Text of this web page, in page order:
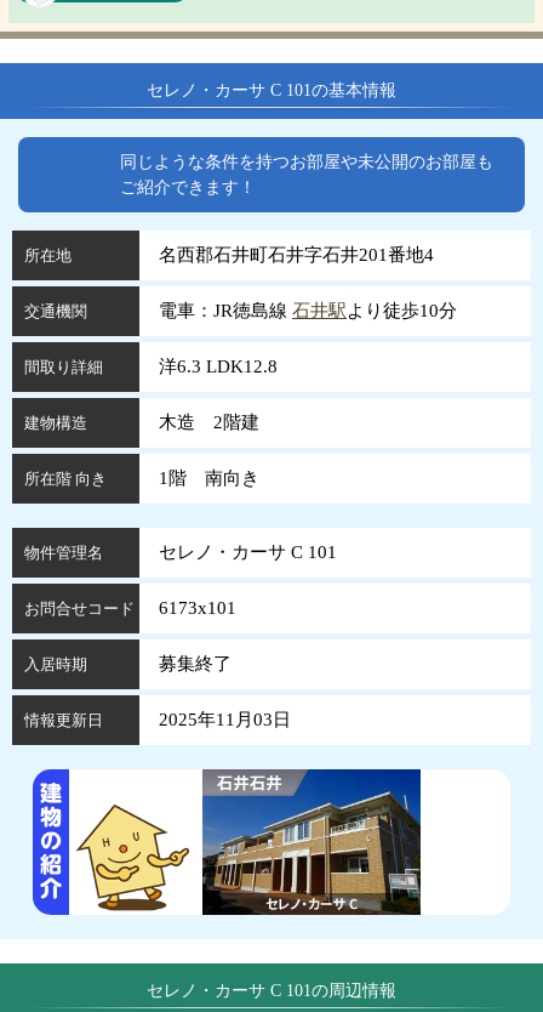
セレノ・カーサ C 101の基本情報
同じような条件を持つお部屋や未公開のお部屋も
ご紹介できます！
所在地 名西郡石井町石井字石井201番地4
交通機関 電車：JR徳島線 石井駅より徒歩10分
間取り詳細 洋6.3 LDK12.8
建物構造 木造 2階建
所在階 向き 1階 南向き
物件管理名 セレノ・カーサ C 101
お問合せコード 6173x101
入居時期 募集終了
情報更新日 2025年11月03日
セレノ・カーサ C 101の周辺情報